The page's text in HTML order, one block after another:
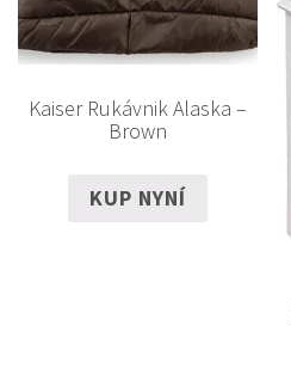
Kaiser Rukávnik Alaska –
Brown
KUP NYNÍ